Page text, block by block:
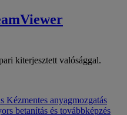
kiterjesztett valósággal.
Kézmentes anyagmozgatás
betanítás és továbbképzés